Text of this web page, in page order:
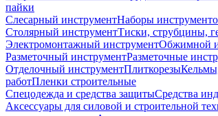
пайки
Слесарный инструментНаборы
Столярный инструментТиски, струбцины,
Электромонтажный инструментОбжимной
Разметочный инструментРазметочные
Отделочный инструментПлиткорезы
работПленки строительные
Спецодежда и средства защитыСредства
Аксессуары для силовой и строительной